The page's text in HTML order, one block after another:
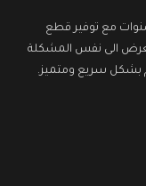
مع توفير قطع
الى نفس المشكلة
بشكل سريع ومتميز.